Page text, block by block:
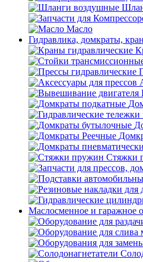
Масло
Гидравлика, домкраты,
Стяжки
Маслосменное и гаражное